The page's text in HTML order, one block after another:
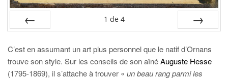
1 de 4
C’est en assumant un art plus personnel que le natif d’Ornans
trouve son style. Sur les conseils de son aînéAuguste Hesse
(1795-1869), il s’attache à trouver « un beau rang parmi les